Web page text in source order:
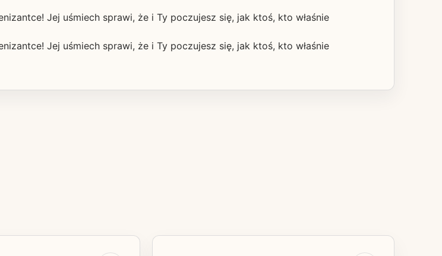
Jej uśmiech sprawi, że i Ty poczujesz się, jak ktoś, kto właśnie
Jej uśmiech sprawi, że i Ty poczujesz się, jak ktoś, kto właśnie